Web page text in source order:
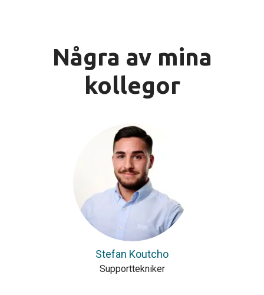
Några av mina
kollegor
Stefan Koutcho
Supporttekniker